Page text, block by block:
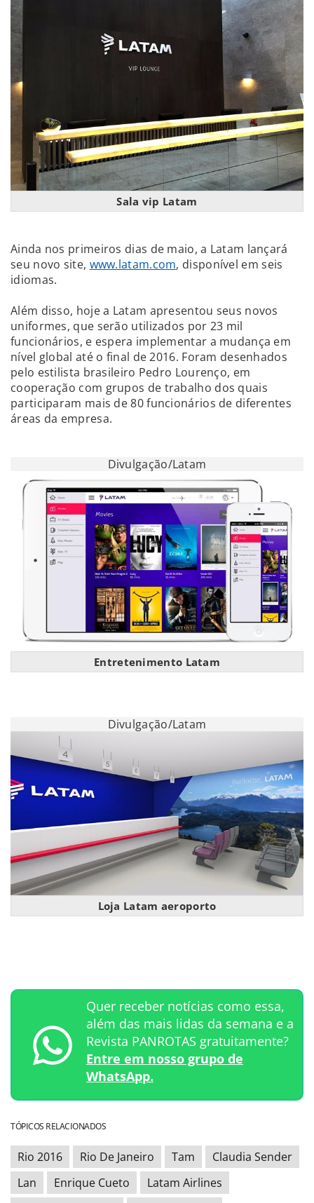
Sala vip Latam
Ainda nos primeiros dias de maio, a Latam lançará
seu novo site, www.latam.com, disponível em seis
idiomas.
Além disso, hoje a Latam apresentou seus novos
uniformes, que serão utilizados por 23 mil
funcionários, e espera implementar a mudança em
nível global até o final de 2016. Foram desenhados
pelo estilista brasileiro Pedro Lourenço, em
cooperação com grupos de trabalho dos quais
participaram mais de 80 funcionários de diferentes
áreas da empresa.
Divulgação/Latam
Entretenimento Latam
Divulgação/Latam
Loja Latam aeroporto
Quer receber notícias como essa,
além das mais lidas da semana e a
Revista PANROTAS gratuitamente?
Entre em nosso grupo de
WhatsApp.
TÓPICOS RELACIONADOS
Rio 2016 Rio De Janeiro Tam
Claudia Sender
Lan
Enrique Cueto
Latam Airlines